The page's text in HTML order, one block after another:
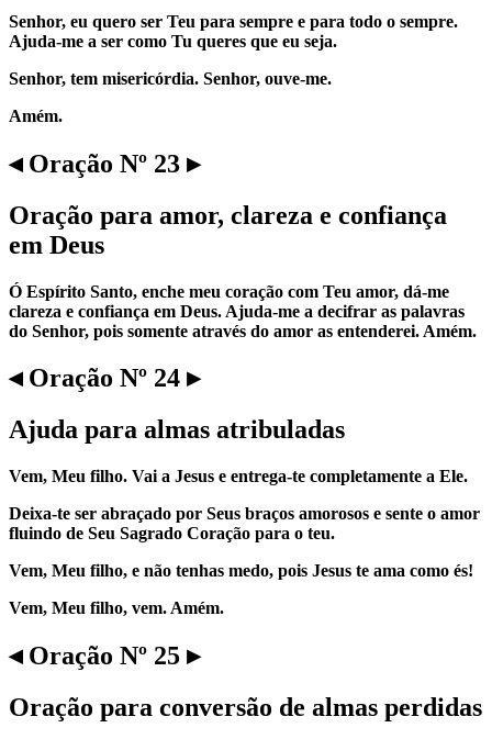
Senhor, eu quero ser Teu para sempre e para todo o sempre.
Ajuda-me a ser como Tu queres que eu seja.
Senhor, tem misericórdia. Senhor, ouve-me.
Amém.
◂ Oração Nº 23 ▸
Oração para amor, clareza e confiança
em Deus
Ó Espírito Santo, enche meu coração com Teu amor, dá-me
clareza e confiança em Deus. Ajuda-me a decifrar as palavras
do Senhor, pois somente através do amor as entenderei. Amém.
◂ Oração Nº 24 ▸
Ajuda para almas atribuladas
Vem, Meu filho. Vai a Jesus e entrega-te completamente a Ele.
Deixa-te ser abraçado por Seus braços amorosos e sente o amor
fluindo de Seu Sagrado Coração para o teu.
Vem, Meu filho, e não tenhas medo, pois Jesus te ama como és!
Vem, Meu filho, vem. Amém.
◂ Oração Nº 25 ▸
Oração para conversão de almas perdidas